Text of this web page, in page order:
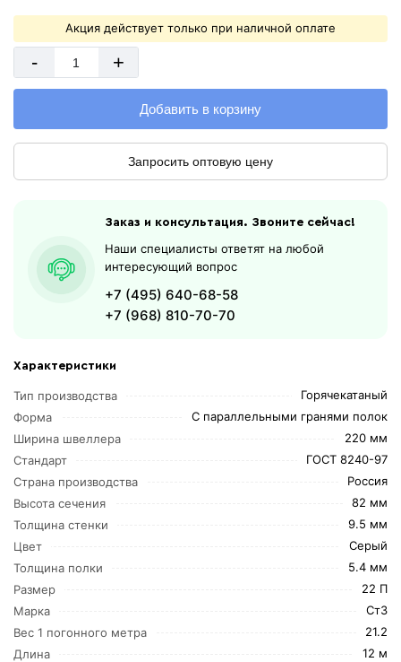
Характеристики
Тип производства
Горячекатаный
Форма
С параллельными гранями полок
Ширина швеллера
220 мм
Стандарт
ГОСТ 8240-97
Страна производства
Россия
Высота сечения
82 мм
Толщина стенки
9.5 мм
Цвет
Серый
Толщина полки
5.4 мм
Размер
22 П
Марка
Ст3
Вес 1 погонного метра
21.2
Длина
12 м
Акция действует только при наличной оплате
- +
Добавить в корзину
Запросить оптовую цену
Заказ и консультация. Звоните сейчас!
Наши специалисты ответят на любой
интересующий вопрос
+7 (495) 640-68-58
+7 (968) 810-70-70